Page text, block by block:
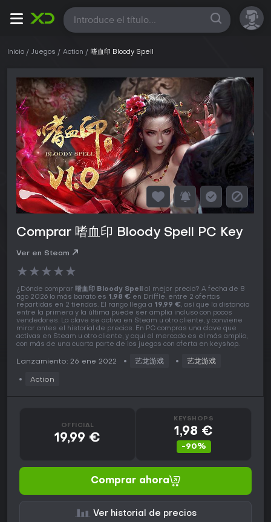
Todas
Inicio Juegos Action 嗜血印 Bloody Spell
Comprar 嗜血印 Bloody Spell PC Key
Ver en Steam
★★★★★
¿Dónde comprar 嗜血印 Bloody Spell al mejor precio? A fecha de 8
ago 2026 lo más barato es 1,98 € en Driffle, entre 2 ofertas
repartidas en 2 tiendas. El rango llega a 19,99 €, así que la distancia
entre la primera y la última puede ser amplia incluso con pocos
vendedores. La clave se activa en Steam u otro cliente, y conviene
mirar antes el historial de precios. En PC compras una clave que
activas en Steam u otro cliente, y aquí el mercado es el más amplio,
con más de una cuarta parte de los juegos con oferta en keyshop.
Lanzamiento: 26 ene 2022 艺龙游戏 艺龙游戏
Action
OFFICIAL
19,99 €
KEYSHOPS
1,98 €
-90%
Comprar ahora
Ver historial de precios